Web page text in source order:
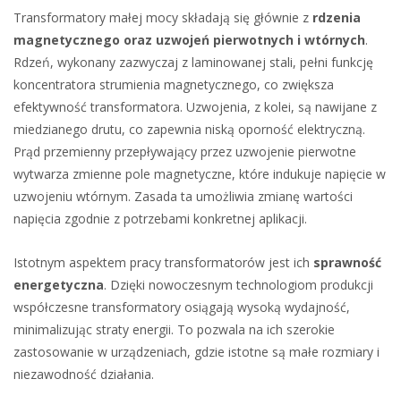
Transformatory małej mocy składają się głównie z rdzenia
magnetycznego oraz uzwojeń pierwotnych i wtórnych.
Rdzeń, wykonany zazwyczaj z laminowanej stali, pełni funkcję
koncentratora strumienia magnetycznego, co zwiększa
efektywność transformatora. Uzwojenia, z kolei, są nawijane z
miedzianego drutu, co zapewnia niską oporność elektryczną.
Prąd przemienny przepływający przez uzwojenie pierwotne
wytwarza zmienne pole magnetyczne, które indukuje napięcie w
uzwojeniu wtórnym. Zasada ta umożliwia zmianę wartości
napięcia zgodnie z potrzebami konkretnej aplikacji.
Istotnym aspektem pracy transformatorów jest ich sprawność
energetyczna. Dzięki nowoczesnym technologiom produkcji
współczesne transformatory osiągają wysoką wydajność,
minimalizując straty energii. To pozwala na ich szerokie
zastosowanie w urządzeniach, gdzie istotne są małe rozmiary i
niezawodność działania.